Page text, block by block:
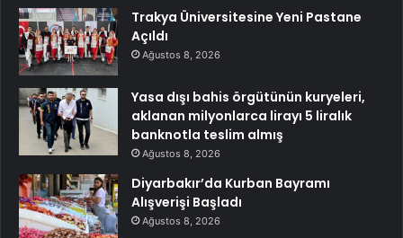
Trakya Üniversitesine Yeni Pastane
Açıldı
Ağustos 8, 2026
Yasa dışı bahis örgütünün kuryeleri,
aklanan milyonlarca lirayı 5 liralık
banknotla teslim almış
Ağustos 8, 2026
Diyarbakır’da Kurban Bayramı
Alışverişi Başladı
Ağustos 8, 2026